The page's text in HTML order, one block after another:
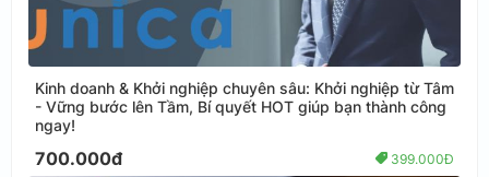
Kinh doanh & Khởi nghiệp chuyên sâu: Khởi nghiệp từ Tâm
- Vững bước lên Tầm, Bí quyết HOT giúp bạn thành công
ngay!
700.000đ 399.000Đ